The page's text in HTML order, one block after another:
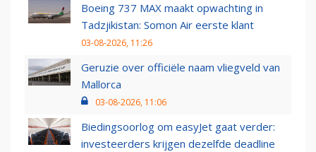
Boeing 737 MAX maakt opwachting in
Tadzjikistan: Somon Air eerste klant
03-08-2026, 11:26
Geruzie over officiële naam vliegveld van
Mallorca
03-08-2026, 11:06
Biedingsoorlog om easyJet gaat verder:
investeerders krijgen dezelfde deadline